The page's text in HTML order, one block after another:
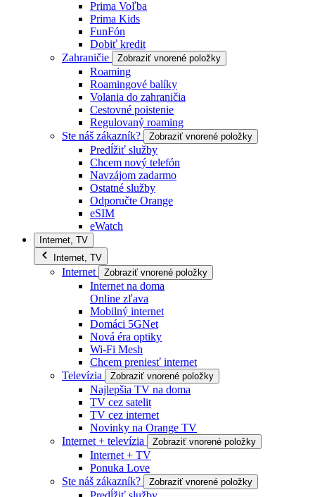
Prima Voľba
Prima Kids
FunFón
Dobiť kredit
Zahraničie
Zobraziť vnorené položky
Roaming
Roamingové balíky
Volania do zahraničia
Cestovné poistenie
Regulovaný roaming
Ste náš zákazník?
Zobraziť vnorené položky
Predĺžiť služby
Chcem nový telefón
Navzájom zadarmo
Ostatné služby
Odporučte Orange
eSIM
eWatch
Internet, TV
Internet, TV
Internet Zobraziť vnorené položky
Internet na doma
Online zľava
Mobilný internet
Domáci 5GNet
Nová éra optiky
Wi-Fi Mesh
Chcem preniesť internet
Televízia
Zobraziť vnorené položky
Najlepšia TV na doma
TV cez satelit
TV cez internet
Novinky na Orange TV
Internet + televízia
Zobraziť vnorené položky
Internet + TV
Ponuka Love
Ste náš zákazník?
Zobraziť vnorené položky